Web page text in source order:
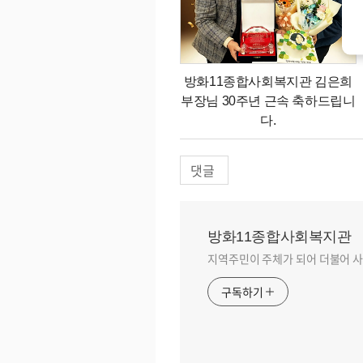
방화11종합사회복지관 김은희
부장님 30주년 근속 축하드립니
다.
댓글
방화11종합사회복지관
지역주민이 주체가 되어 더불어
구독하기